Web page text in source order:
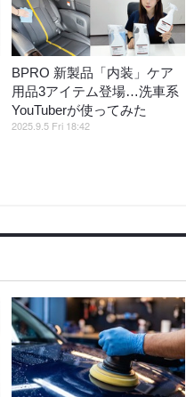
BPRO 新製品「内装」ケア
用品3アイテム登場…洗車系
YouTuberが使ってみた
2025.9.5 Fri 18:42